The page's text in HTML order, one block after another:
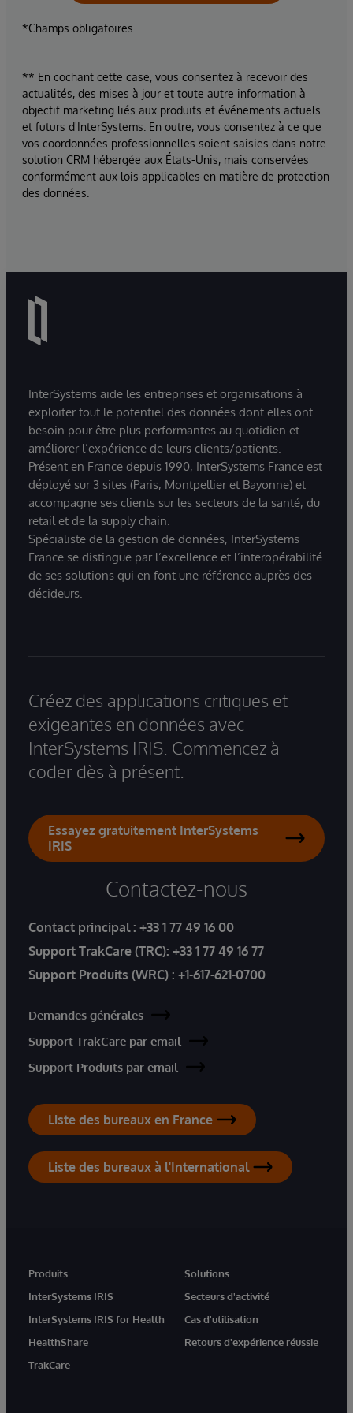
*Champs obligatoires
** En cochant cette case, vous consentez à recevoir des
actualités, des mises à jour et toute autre information à
objectif marketing liés aux produits et événements actuels
et futurs d'InterSystems. En outre, vous consentez à ce que
vos coordonnées professionnelles soient saisies dans notre
solution CRM hébergée aux États-Unis, mais conservées
conformément aux lois applicables en matière de protection
des données.
InterSystems aide les entreprises et organisations à
exploiter tout le potentiel des données dont elles ont
besoin pour être plus performantes au quotidien et
améliorer l’expérience de leurs clients/patients.
Présent en France depuis 1990, InterSystems France est
déployé sur 3 sites (Paris, Montpellier et Bayonne) et
accompagne ses clients sur les secteurs de la santé, du
retail et de la supply chain.
Spécialiste de la gestion de données, InterSystems
France se distingue par l’excellence et l’interopérabilité
de ses solutions qui en font une référence auprès des
décideurs.
Créez des applications critiques et
exigeantes en données avec
InterSystems IRIS. Commencez à
coder dès à présent.
Essayez gratuitement InterSystems
IRIS
Contactez-nous
Contact principal : +33 1 77 49 16 00
Support TrakCare (TRC): +33 1 77 49 16 77
Support Produits (WRC) : +1-617-621-0700
Demandes générales
Support TrakCare par email
Support Produits par email
Liste des bureaux en France
Liste des bureaux à l'International
Produits
InterSystems IRIS
InterSystems IRIS for Health
HealthShare
TrakCare
Solutions
Secteurs d'activité
Cas d'utilisation
Retours d'expérience réussie